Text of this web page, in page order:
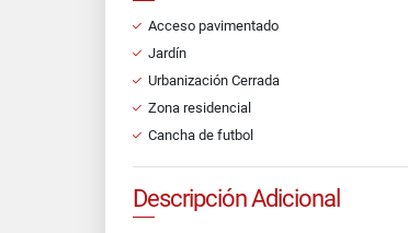
Acceso pavimentado
Jardín
Urbanización Cerrada
Zona residencial
Cancha de futbol
Descripción Adicional